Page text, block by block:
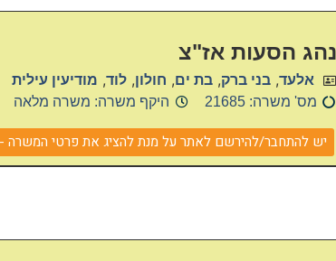
נהג הסעות אז"צ
אלעד, בני ברק, בת ים, חולון, לוד, מודיעין עילית
מס' משרה: 21685
היקף משרה: משרה מלאה
יש להתחבר/להירשם לאתר על מנת להציג את פרטי המשרה -